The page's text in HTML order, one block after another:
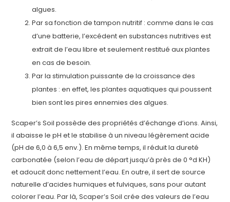
algues.
Par sa fonction de tampon nutritif : comme dans le cas
d’une batterie, l’excédent en substances nutritives est
extrait de l’eau libre et seulement restitué aux plantes
en cas de besoin.
Par la stimulation puissante de la croissance des
plantes : en effet, les plantes aquatiques qui poussent
bien sont les pires ennemies des algues.
Scaper’s Soil possède des propriétés d’échange d’ions. Ainsi,
il abaisse le pH et le stabilise à un niveau légèrement acide
(pH de 6,0 à 6,5 env.). En même temps, il réduit la dureté
carbonatée (selon l’eau de départ jusqu’à près de 0 °d KH)
et adoucit donc nettement l’eau. En outre, il sert de source
naturelle d’acides humiques et fulviques, sans pour autant
colorer l’eau. Par là, Scaper’s Soil crée des valeurs de l’eau